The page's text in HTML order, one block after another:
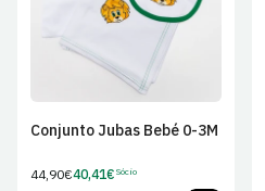
Conjunto Jubas Bebé 0-3M
Preço
44,90€Preço
40,41€ Sócio